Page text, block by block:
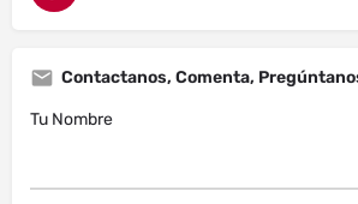
Contactanos, Comenta,
Tu Nombre